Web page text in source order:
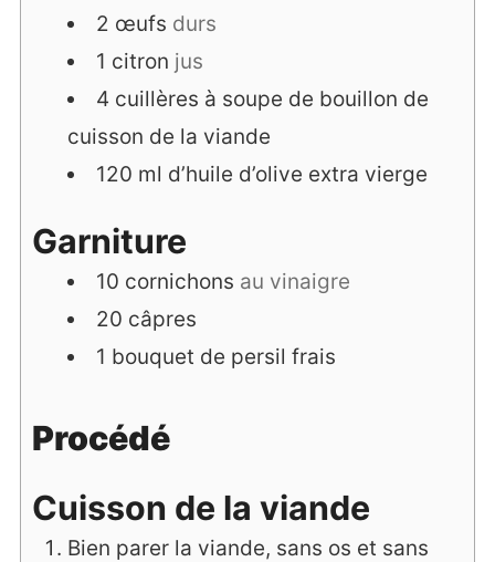
2 œufs durs
1 citron jus
4 cuillères à soupe de bouillon de
cuisson de la viande
120 ml d’huile d’olive extra vierge
Garniture
10 cornichons au vinaigre
20 câpres
1 bouquet de persil frais
Procédé
Cuisson de la viande
Bien parer la viande, sans os et sans